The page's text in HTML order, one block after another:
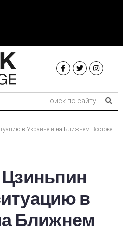
в Украине и на Ближнем Востоке
в
Ближнем